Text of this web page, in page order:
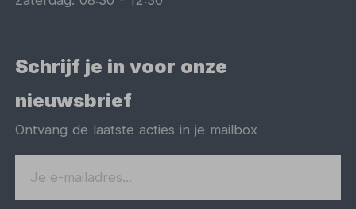
Schrijf je in voor onze
nieuwsbrief
Ontvang de laatste acties in je mailbox